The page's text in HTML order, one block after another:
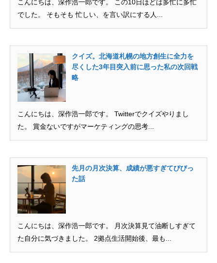
こんにちは、深作浩一郎です。 この10日ほどは多忙に多忙
でした。 そもそも 忙しい、を言い訳にする人...
クイズ。北海道札幌の地方創生に全力を
尽くした3年目突入前に思った私の次回戦
略
こんにちは、深作浩一郎です。 Twitterでクイズやりまし
た。 賞金ないですがマーケティングの思考...
先月の月次決算、成績が悪すぎてびびっ
た話
こんにちは、深作浩一郎です。 月次決算見て油断しすぎて
た自分に気づきました。 2拠点生活開始後、最も...